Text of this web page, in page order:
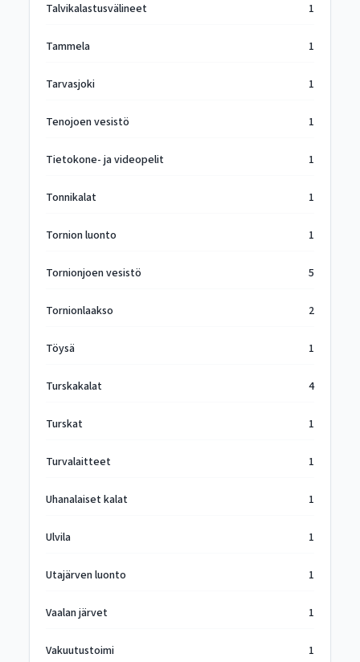
Talvikalastusvälineet 1
Tammela 1
Tarvasjoki 1
Tenojoen vesistö 1
Tietokone- ja videopelit 1
Tonnikalat 1
Tornion luonto 1
Tornionjoen vesistö 5
Tornionlaakso 2
Töysä 1
Turskakalat 4
Turskat 1
Turvalaitteet 1
Uhanalaiset kalat 1
Ulvila 1
Utajärven luonto 1
Vaalan järvet 1
Vakuutustoimi 1